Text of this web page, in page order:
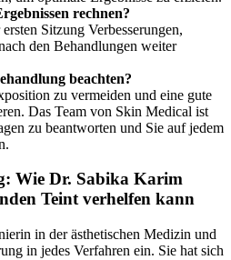
rechnen?
Sitzung Verbesserungen,
den Behandlungen weiter
beachten?
zu vermeiden und eine gute
Das Team von Skin Medical ist
zu beantworten und Sie auf jedem
Wie Dr. Sabika Karim
Teint verhelfen kann
in der ästhetischen Medizin und
in jedes Verfahren ein. Sie hat sich